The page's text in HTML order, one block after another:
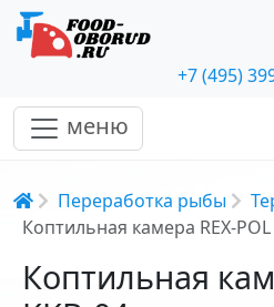
+7 (495)
меню
Строка навигации
Переработка рыбы
Коптильная камера REX-POL
Коптильная